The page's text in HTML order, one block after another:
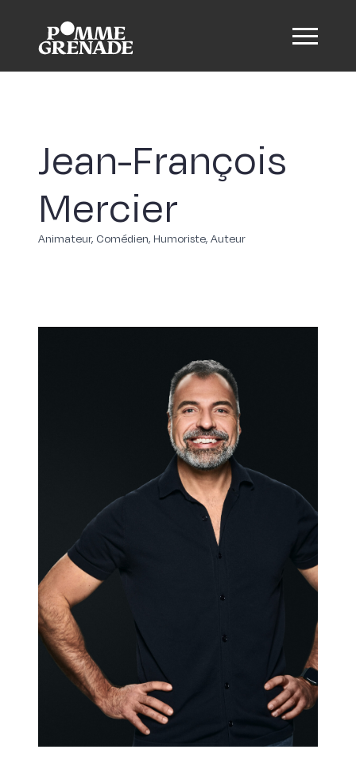
Jean-François
Mercier
Animateur, Comédien, Humoriste, Auteur